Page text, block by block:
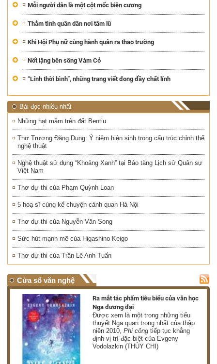
Mỗi người dân là một cột mốc biên cương
Thắm tình quân dân nơi tâm lũ
Khi Hội Phụ nữ cùng hành quân ra thao trường
Nốt lặng bên sông Vàm Cỏ
“Lính thời bình”, những trang viết đong đầy chất lính
Bài đọc nhiều nhất
Những hạt mầm trên đất Bentiu
Thơ Trương Đăng Dung: Ý niệm hiện sinh trong cấu trúc chỉnh thể
nghệ thuật
Nghệ thuật sử dụng “Khoảng Xanh” tại Bảo tàng Lịch sử Quân sự
Việt Nam
Thơ dự thi của Phạm Quỳnh Loan
5 hoạ sĩ cùng kể chuyện cảnh quan Hà Nội
Thơ dự thi của Nguyễn Văn Song
Sức hút mạnh mẽ của Higashino Keigo
Thơ dự thi của Trần Lê Anh Tuấn
Cửa sổ văn nghệ
Ra mắt tác phẩm tiêu biểu của văn học
Nga đương đại
Được xem là một trong những tiểu
thuyết Nga quan trọng nhất của thập
niên 2010,Phi công tiếp tục khẳng
định vị trí đặc biệt của Evgeny
Vodolazkin (THÙY CHI)